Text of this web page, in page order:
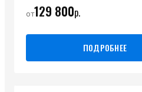
от129 800р.
ПОДРОБНЕЕ